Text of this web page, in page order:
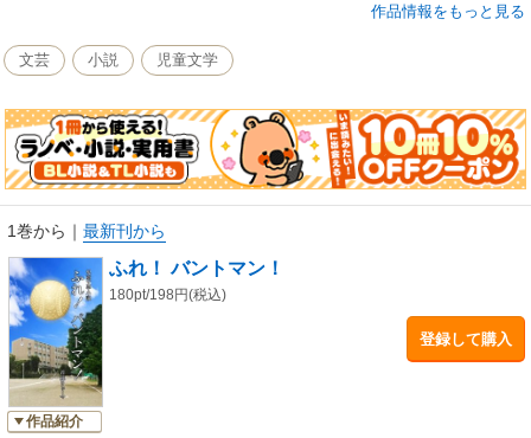
作品情報をもっと見る
文芸 小説 児童文学
1巻から ｜ 最新刊から
作品紹介
ふれ！ バントマン！
180pt/198円(税込)
登録して購入